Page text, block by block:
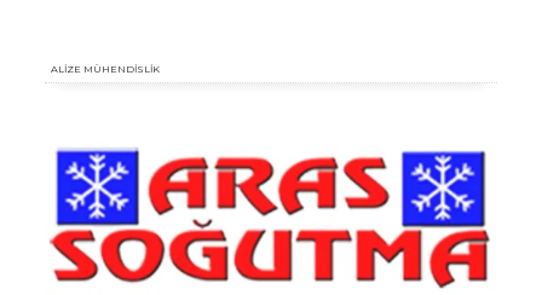
ALİZE MÜHENDİSLİK